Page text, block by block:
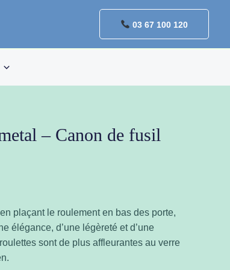
03 67 100 120
– Canon de fusil
plaçant le roulement en bas des porte,
élégance, d’une légèreté et d’une
sont de plus affleurantes au verre